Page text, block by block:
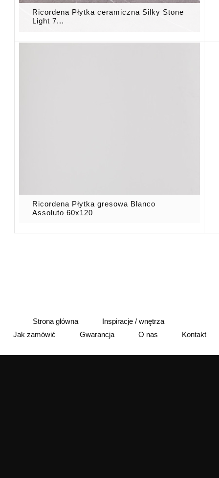
Ricordena Płytka ceramiczna Silky Stone
Light 7...
Ricordena Płytka gresowa Blanco
Assoluto 60x120
Strona główna
Inspiracje / wnętrza
Jak zamówić
Gwarancja O nas Kontakt